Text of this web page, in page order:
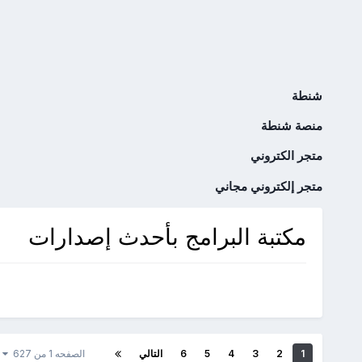
شنطة
منصة شنطة
متجر الكتروني
متجر إلكتروني مجاني
مكتبة البرامج بأحدث إصدارات
1
2
3
4
5
6 التالي الصفحه 1 من 627